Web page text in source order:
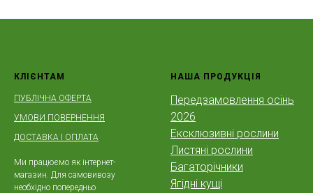
КЛІЄНТАМ
ПУБЛІЧНА ОФЕРТА
УМОВИ ПОВЕРНЕННЯ
ДОСТАВКА І ОПЛАТА
Ми працюємо як інтернет-
магазин. Для самовивозу
необхідно попередньо
НАША ПРОДУКЦІЯ
Передзамовлення осінь
2026
Ексклюзивні рослини
Листяні рослини
Багаторічники
Ягідні кущі